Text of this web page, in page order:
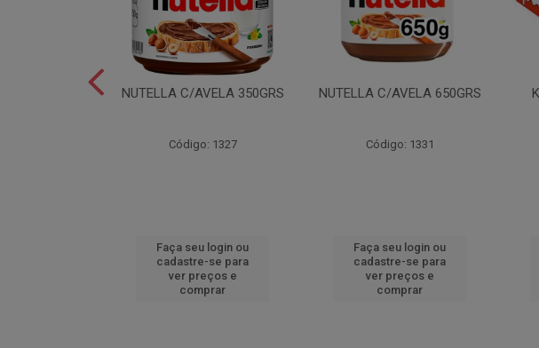
NUTELLA C/AVELA 350GRS
Código: 1327
Faça seu login ou
cadastre-se para
ver preços e
comprar
NUTELLA C/AVELA 650GRS
Código: 1331
Faça seu login ou
cadastre-se para
ver preços e
comprar